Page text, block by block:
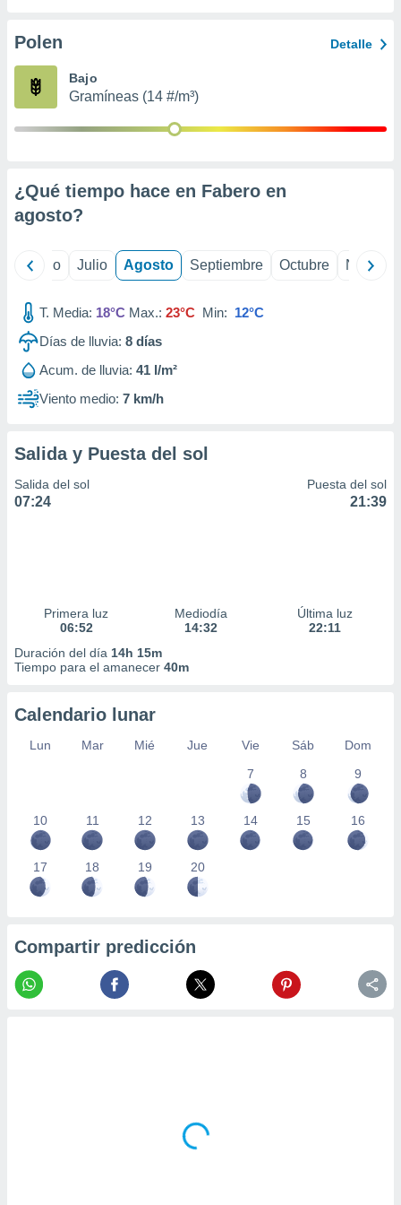
e
mediante
de
1199
Polen Detalle
Bajo
Gramíneas (14 #/m³)
¿Qué tiempo hace en Fabero en
agosto?
Junio Julio Agosto Septiembre Octubre
T. Media: 18°C Max.: 23°C Min: 12°C
Días de lluvia: 8 días
Acum. de lluvia: 41 l/m²
Viento medio: 7 km/h
Salida y Puesta del sol
Salida del sol
07:24
Puesta del sol
21:39
Primera luz
06:52
Mediodía
14:32
Última luz
22:11
Duración del día 14h 15m
Tiempo para el amanecer 40m
Calendario lunar
Lun Mar Mié Jue Vie Sáb
Dom
7
8 9
10 11 12 13 14 15 16
17 18 19 20
Compartir predicción